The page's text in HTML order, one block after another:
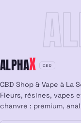
ALPHAX CBD
CBD Shop & Vape à La
Fleurs, résines, vapes
chanvre : premium,